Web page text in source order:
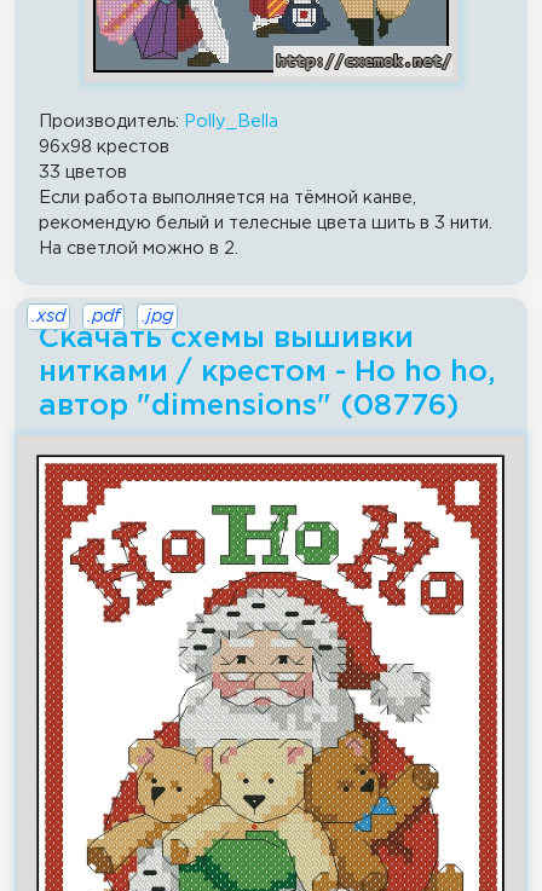
Производитель:
Polly_Bella
96x98 крестов
33 цветов
Если работа выполняется на тёмной канве,
рекомендую белый и телесные цвета шить в 3 нити.
На светлой можно в 2.
Скачать схемы вышивки
нитками / крестом - Ho ho ho,
автор "dimensions" (08776)
.xsd .pdf .jpg